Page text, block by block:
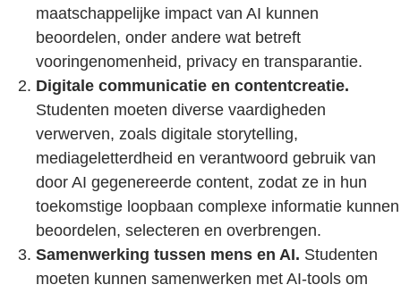
maatschappelijke impact van AI kunnen
beoordelen, onder andere wat betreft
vooringenomenheid, privacy en transparantie.
Digitale communicatie en contentcreatie.
Studenten moeten diverse vaardigheden
verwerven, zoals digitale storytelling,
mediageletterdheid en verantwoord gebruik van
door AI gegenereerde content, zodat ze in hun
toekomstige loopbaan complexe informatie kunnen
beoordelen, selecteren en overbrengen.
Samenwerking tussen mens en AI. Studenten
moeten kunnen samenwerken met AI-tools om